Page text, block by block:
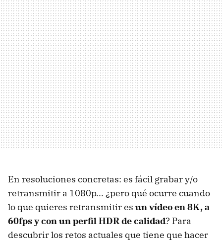
En resoluciones concretas: es fácil grabar y/o
retransmitir a 1080p... ¿pero qué ocurre cuando
lo que quieres retransmitir es un vídeo en 8K, a
60fps y con un perfil HDR de calidad? Para
descubrir los retos actuales que tiene que hacer